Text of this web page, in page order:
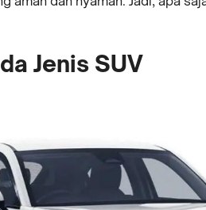
Jenis SUV